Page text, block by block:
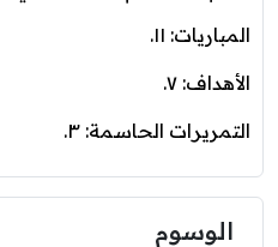
المباريات: ١١.
الأهداف: ٧.
التمريرات الحاسمة: ٣.
الوسوم